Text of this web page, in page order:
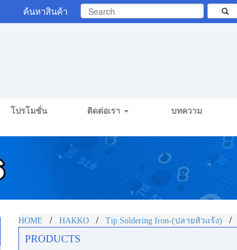
ค้นหาสินค้า
โปรโมชั่น ติดต่อเรา บทความ
HOME / HAKKO / Tip Soldering Iron-(ปลายหัวแร้ง) /
PRODUCTS